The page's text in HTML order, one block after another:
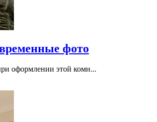
фото
оформлении этой комн...